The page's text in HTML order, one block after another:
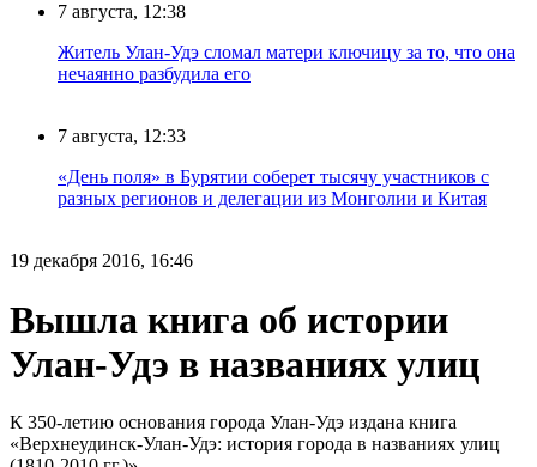
7 августа, 12:38
Житель Улан-Удэ сломал матери ключицу за то, что она
нечаянно разбудила его
7 августа, 12:33
«День поля» в Бурятии соберет тысячу участников с
разных регионов и делегации из Монголии и Китая
19 декабря 2016, 16:46
Вышла книга об истории
Улан-Удэ в названиях улиц
К 350-летию основания города Улан-Удэ издана книга
«Верхнеудинск-Улан-Удэ: история города в названиях улиц